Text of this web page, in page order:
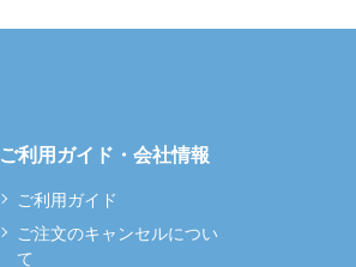
ご利用ガイド・会社情報
ご利用ガイド
ご注文のキャンセルについ
て